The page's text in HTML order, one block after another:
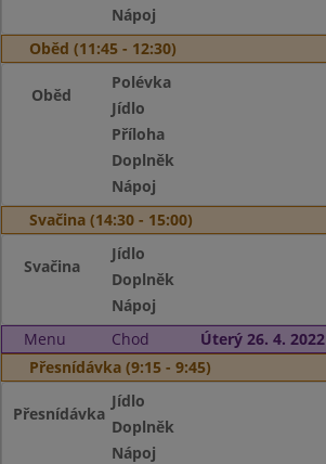
Nápoj
Oběd (11:45 - 12:30)
Oběd
Polévka
Jídlo
Příloha
Doplněk
Nápoj
Svačina (14:30 - 15:00)
Svačina
Jídlo
Doplněk
Nápoj
Menu
Chod
Úterý 26. 4. 2022
Přesnídávka (9:15 - 9:45)
Přesnídávka
Jídlo
Doplněk
Nápoj